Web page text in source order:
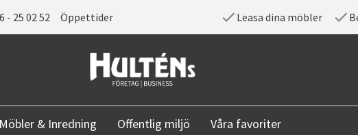
- 25 02 52 Öppettider Leasa dina möbler
Möbler & Inredning Offentlig miljö Våra favoriter